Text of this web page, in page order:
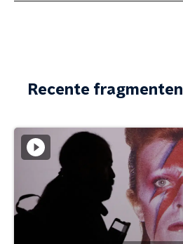
Recente fragmenten